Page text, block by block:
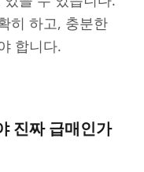
히 하고, 충분한
합니다.
진짜 급매인가